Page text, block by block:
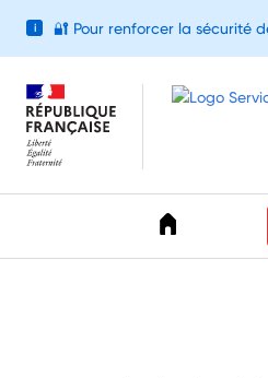
i 🔐 Pour renforcer la sécurité